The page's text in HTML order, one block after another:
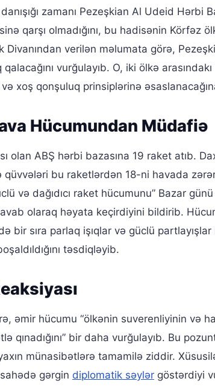
zamanı Pezeşkian Al Udeid Hərbi
qarşı olmadığını, bu hadisənin Körfəz
Divanından verilən məlumata görə,
vurğulayıb. O, iki ölkə
xoş qonşuluq prinsiplərinə
Hücumundan Müdafiə
olan ABŞ hərbi bazasına 19 raket atıb.
qüvvələri bu raketlərdən 18-ni havada
və dağıdıcı raket hücumunu” Bazar günü
olaraq həyata keçirdiyini bildirib.
bir sıra parlaq işıqlar və güclü
təsdiqləyib.
əmir hücumu “ölkənin suverenliyinin və
qınadığını” bir daha vurğulayıb. Bu
münasibətlərə tamamilə ziddir.
gərgin diplomatik səylər göstərdiyi